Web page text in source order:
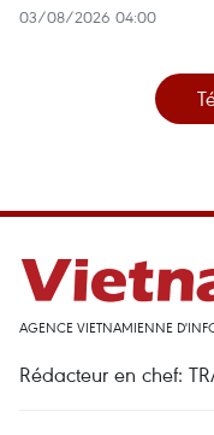
03/08/2026 04:00
AGENCE VIETNAMIENNE
Rédacteur en chef: